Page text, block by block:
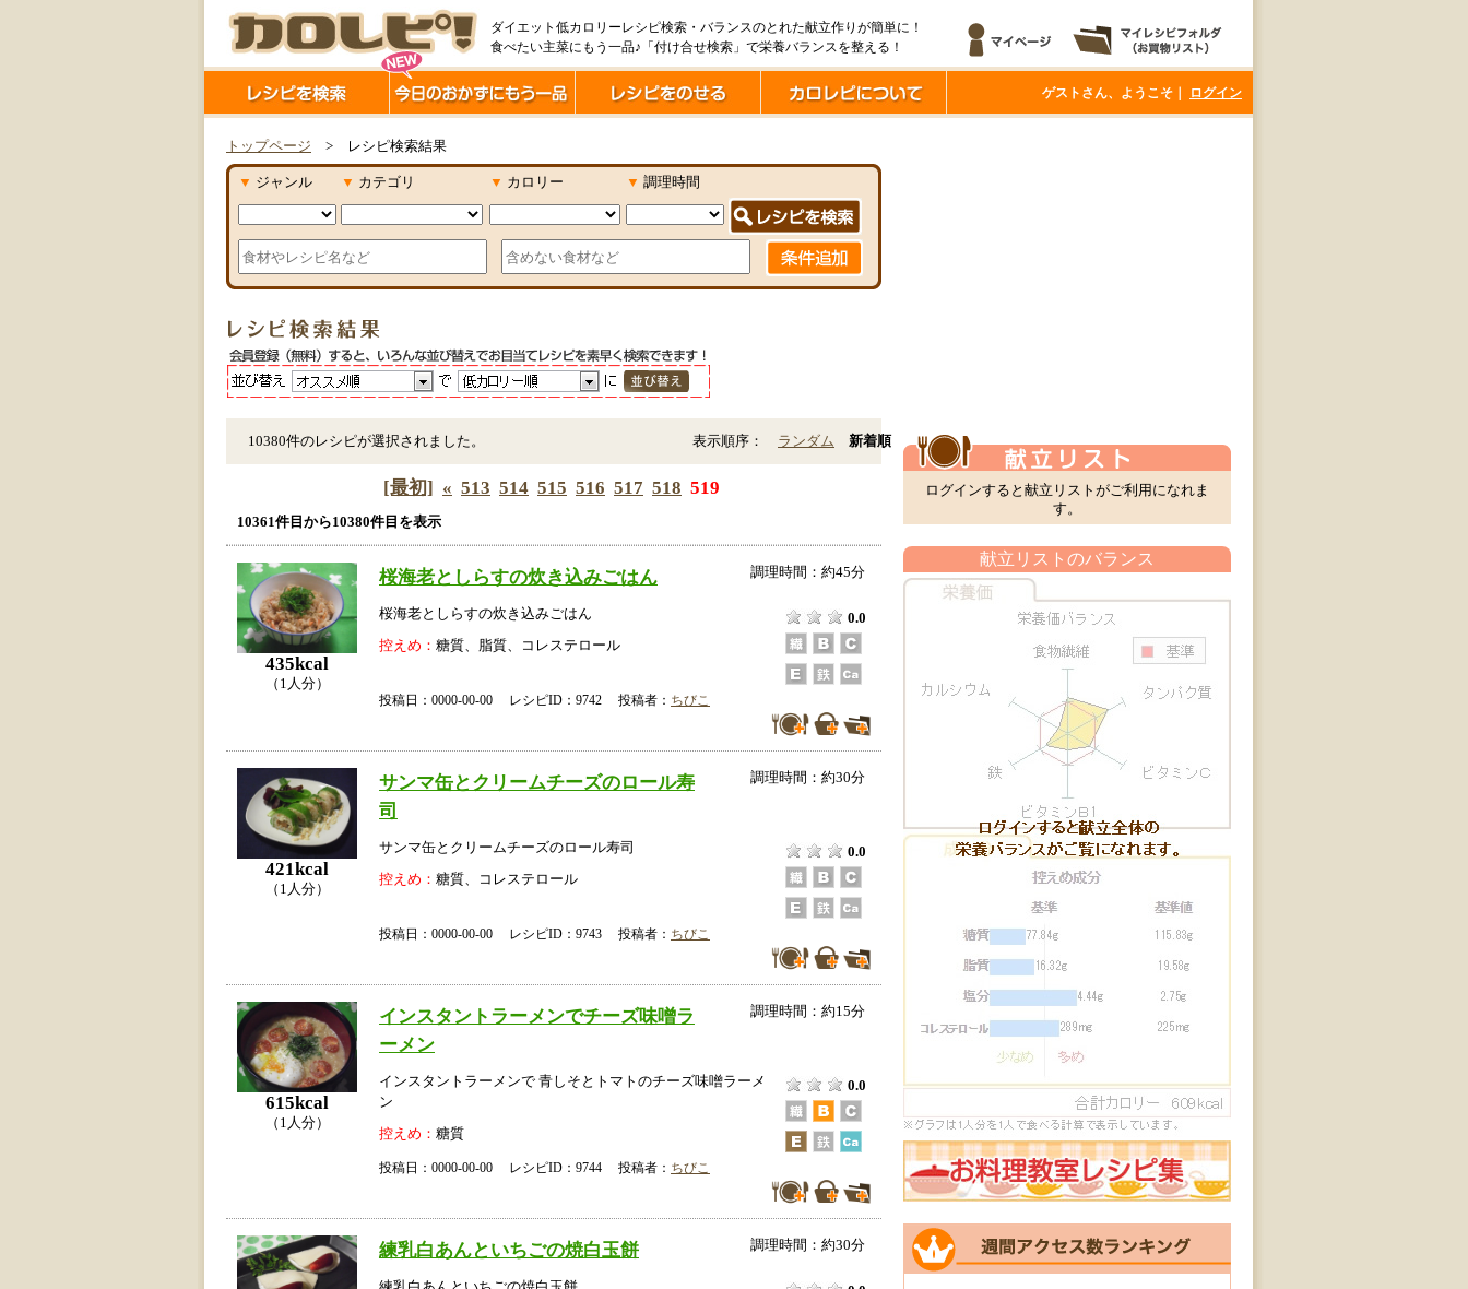
ダイエット低カロリーレシピ検索・バランスのとれた献立作りが簡単に！
食べたい主菜にもう一品♪「付け合せ検索」で栄養バランスを整える！
ゲストさん、ようこそ｜ ログイン
トップページ > レシピ検索結果
▼ ジャンル ▼ カテゴリ ▼ カロリー ▼ 調理時間
10380件のレシピが選択されました。 表示順序： ランダム 新着順
[最初] « 513 514 515 516 517 518 519
10361件目から10380件目を表示
435kcal
（1人分）
桜海老としらすの炊き込みごはん 調理時間：約45分
桜海老としらすの炊き込みごはん
0.0
控えめ： 糖質、脂質、コレステロール
投稿日：0000-00-00 レシピID：9742 投稿者： ちびこ
421kcal
（1人分）
サンマ缶とクリームチーズのロール寿
司
調理時間：約30分
サンマ缶とクリームチーズのロール寿司
0.0
控えめ： 糖質、コレステロール
投稿日：0000-00-00 レシピID：9743 投稿者： ちびこ
615kcal
（1人分）
インスタントラーメンでチーズ味噌ラ
ーメン
調理時間：約15分
インスタントラーメンで 青しそとトマトのチーズ味噌ラーメ
ン
0.0
控えめ： 糖質
投稿日：0000-00-00 レシピID：9744 投稿者： ちびこ
練乳白あんといちごの焼白玉餅 調理時間：約30分
ログインすると献立リストがご利用になれま
す。
献立リストのバランス